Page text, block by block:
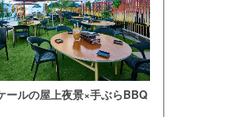
ールの屋上夜景×手ぶらBBQ